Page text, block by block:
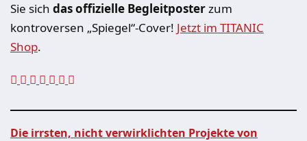
Sie sich das offizielle Begleitposterzum
kontroversen „Spiegel“-Cover! Jetzt im TITANIC
Shop.
Die irrsten, nicht verwirklichten Projekte von